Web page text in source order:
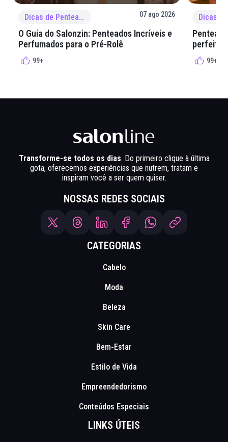
Dicas de Penteado 07 ago 2026
O Guia do Salonzin: Penteados Incríveis e
Perfumados para o Pré-Rolê
99+
perfeita
99+
Transforme-se todos os dias. Do primeiro clique à última
gota, oferecemos experiências que nutrem, tratam e
inspiram você a ser quem quiser.
NOSSAS REDES SOCIAIS
CATEGORIAS
Cabelo
Moda
Beleza
Skin Care
Bem-Estar
Estilo de Vida
Empreendedorismo
Conteúdos Especiais
LINKS ÚTEIS